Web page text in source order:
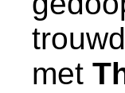
met